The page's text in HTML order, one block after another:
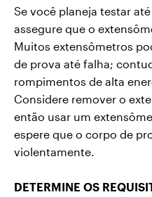
Se você planeja testar
assegure que o
Muitos extensômetros
de prova até falha;
rompimentos de alta
Considere remover o
então usar um
espere que o corpo de
violentamente.
DETERMINE OS